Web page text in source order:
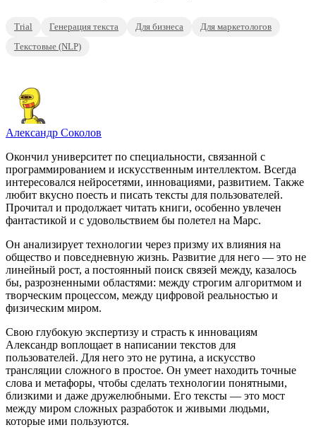
Trial Генерация текста Для бизнеса
Для маркетологов
Текстовые (NLP)
Александр Соколов
Окончил университет по специальности, связанной с
программированием и искусственным интеллектом. Всегда
интересовался нейросетями, инновациями, развитием. Также
любит вкусно поесть и писать тексты для пользователей.
Прочитал и продолжает читать книги, особенно увлечен
фантастикой и с удовольствием бы полетел на Марс.
Он анализирует технологии через призму их влияния на
общество и повседневную жизнь. Развитие для него — это не
линейный рост, а постоянный поиск связей между, казалось
бы, разрозненными областями: между строгим алгоритмом и
творческим процессом, между цифровой реальностью и
физическим миром.
Свою глубокую экспертизу и страсть к инновациям
Александр воплощает в написании текстов для
пользователей. Для него это не рутина, а искусство
трансляции сложного в простое. Он умеет находить точные
слова и метафоры, чтобы сделать технологии понятными,
близкими и даже дружелюбными. Его тексты — это мост
между миром сложных разработок и живыми людьми,
которые ими пользуются.